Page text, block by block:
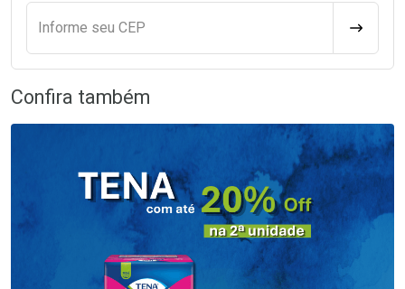
Informe seu CEP
Confira também